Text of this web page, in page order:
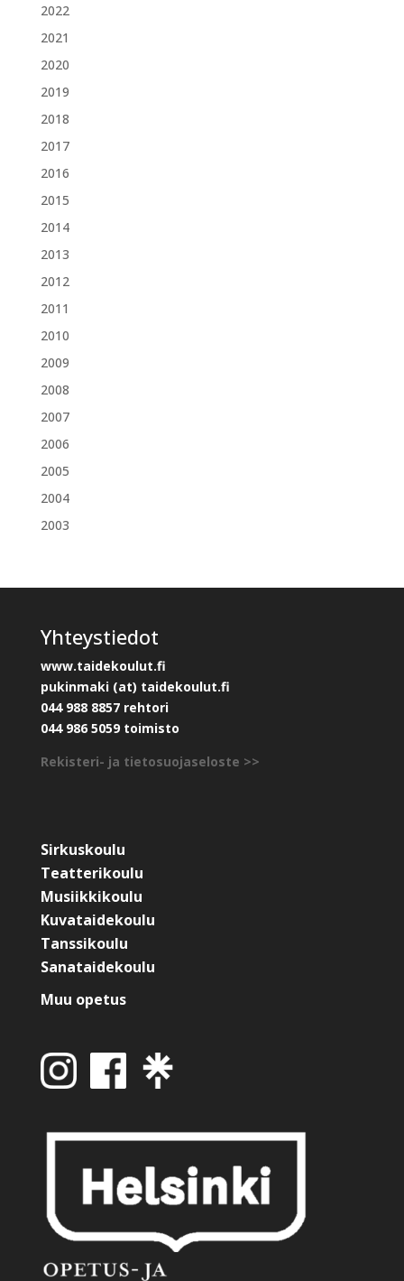
2022
2021
2020
2019
2018
2017
2016
2015
2014
2013
2012
2011
2010
2009
2008
2007
2006
2005
2004
2003
Yhteystiedot
www.taidekoulut.fi
pukinmaki (at) taidekoulut.fi
044 988 8857 rehtori
044 986 5059 toimisto
Rekisteri- ja tietosuojaseloste >>
Sirkuskoulu
Teatterikoulu
Musiikkikoulu
Kuvataidekoulu
Tanssikoulu
Sanataidekoulu
Muu opetus